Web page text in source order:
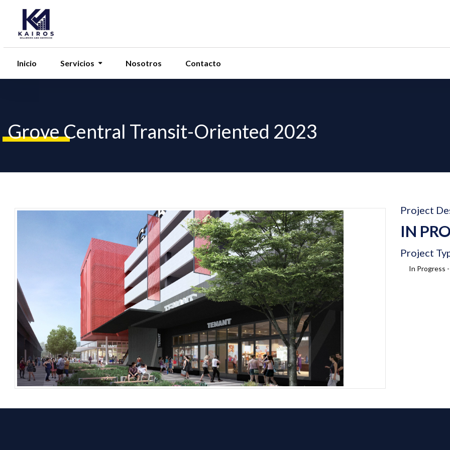
Inicio Servicios Nosotros Contacto
Grove Central Transit-Oriented 2023
Project
IN
Project
In Progress -